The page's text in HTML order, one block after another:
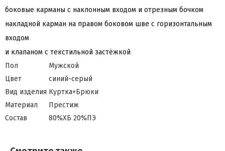
боковые карманы с наклонным входом и отрезным бочком
накладной карман на правом боковом шве с горизонтальным
входом
и клапаном с текстильной застёжкой
Пол
Мужской
Цвет
синий-серый
Вид изделия Куртка+Брюки
Материал
Престиж
Состав
80%ХБ 20%ПЭ